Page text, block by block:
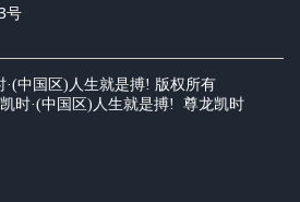
号
·(中国区)人生就是搏! 版权所有
时·(中国区)人生就是搏! 尊龙凯时